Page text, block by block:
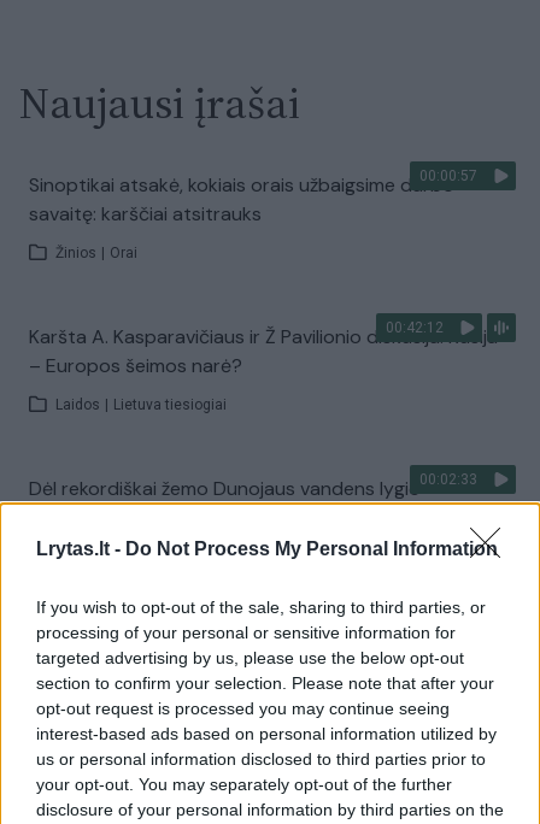
Lrytas.lt - Do Not Process My Personal Information
If you wish to opt-out of the sale, sharing to third parties, or
processing of your personal or sensitive information for
targeted advertising by us, please use the below opt-out
section to confirm your selection. Please note that after your
opt-out request is processed you may continue seeing
interest-based ads based on personal information utilized by
us or personal information disclosed to third parties prior to
your opt-out. You may separately opt-out of the further
disclosure of your personal information by third parties on the
Naujausi įrašai
00:00:57
Sinoptikai atsakė, kokiais orais užbaigsime darbo
savaitę: karščiai atsitrauks
Žinios Orai
00:42:12
Karšta A. Kasparavičiaus ir Ž Pavilionio diskusija: Rusija
– Europos šeimos narė?
Laidos Lietuva tiesiogiai
00:02:33
Dėl rekordiškai žemo Dunojaus vandens lygio –
Žinios | Pasaulis
00:04:00
Kuprines pasvėrę specialistai įspėja apie pavojingą
įprotį: tą daro daugiau nei pusė pradinukų
Žinios | Lietuvos diena
Visi įrašai